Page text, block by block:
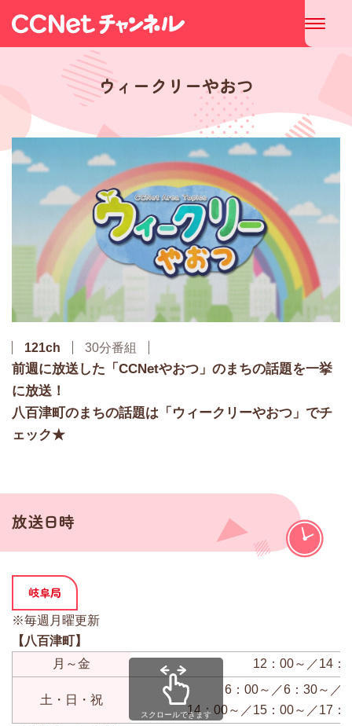
ウィークリーやおつ
121ch 30分番組
前週に放送した「CCNetやおつ」のまちの話題を一挙
に放送！
八百津町のまちの話題は「ウィークリーやおつ」でチ
ェック★
放送日時
岐阜局
※毎週月曜更新
【八百津町】
月～金
12：00～／14：
土・日・祝
6：00～／6：30～／
14：00～／15：00～／17：
スクロールできます